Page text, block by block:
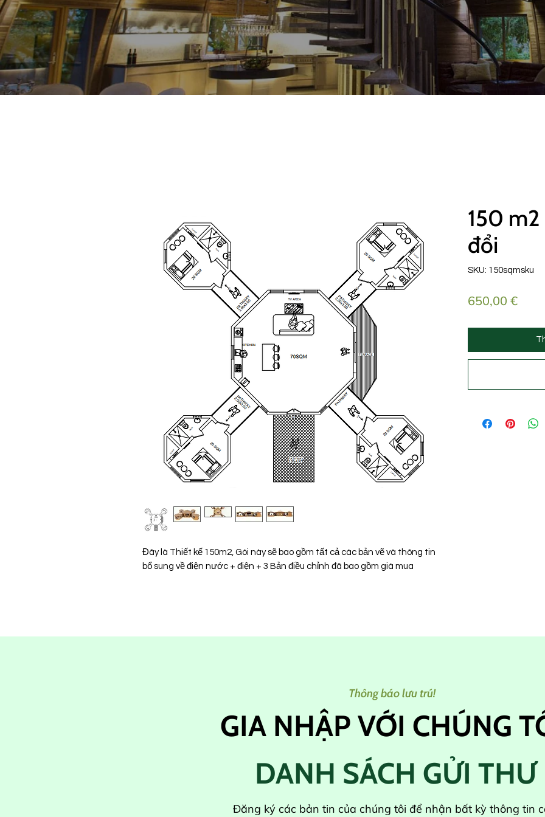
Đây là Thiết kế 150m2, Gói này sẽ bao gồm tất cả các bản vẽ và thông tin
bổ sung về điện nước + điện + 3 Bản điều chỉnh đã bao gồm giá mua
150 m2
đổi
SKU: 150sqmsku
650,00 €Giá
Thông báo lưu trú!
GIA NHẬP VỚI CHÚNG
DANH SÁCH GỬI THƯ
Đăng ký các bản tin của chúng tôi để nhận bất kỳ thông tin